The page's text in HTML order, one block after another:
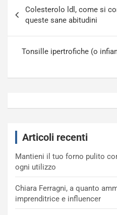
articoli
Colesterolo ldl, come si
queste sane abitudini
Tonsille ipertrofiche (o
Articoli recenti
Mantieni il tuo forno pulito
ogni utilizzo
Chiara Ferragni, a quanto
imprenditrice e influencer